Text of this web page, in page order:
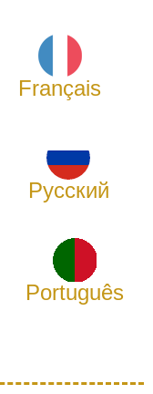
Français
Русский
Português